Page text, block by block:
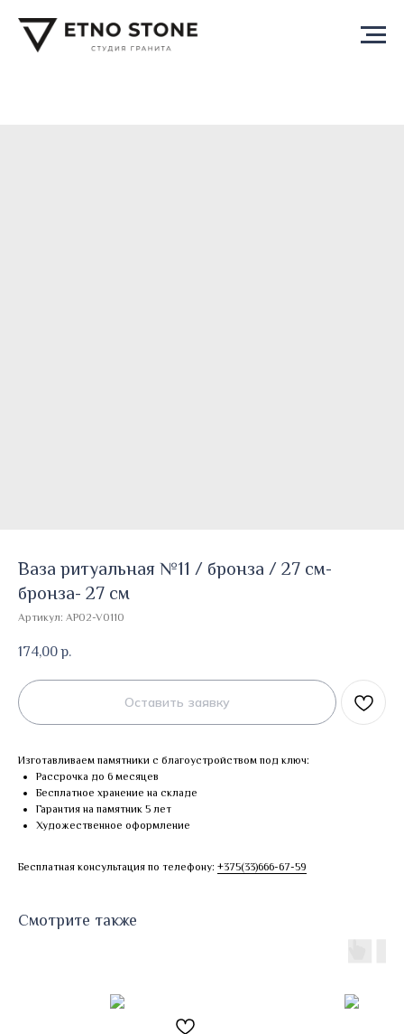
Ваза ритуальная №11 / бронза / 27 см-
бронза- 27 см
Артикул: AP02-V0110
174,00 р.
Оставить заявку
Изготавливаем памятники с благоустройством под ключ:
Рассрочка до 6 месяцев
Бесплатное хранение на складе
Гарантия на памятник 5 лет
Художественное оформление
Бесплатная консультация по телефону: +375(33)666-67-59
Смотрите также